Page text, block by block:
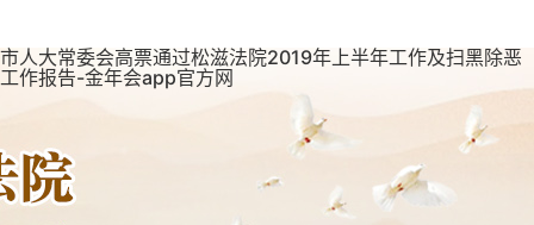
市人大常委会高票通过松滋法院2019年上半年工作及扫黑除恶
工作报告-金年会app官方网